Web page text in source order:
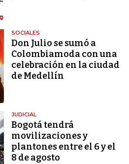
SOCIALES
Don Julio se sumó a
Colombiamoda con una
celebración en la ciudad
de Medellín
JUDICIAL
Bogotá tendrá
movilizaciones y
plantones entre el 6 y el
8 de agosto